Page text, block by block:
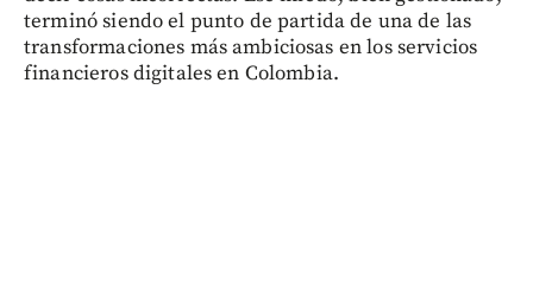
terminó siendo el punto de partida de una de las
transformaciones más ambiciosas en los servicios
financieros digitales en Colombia.